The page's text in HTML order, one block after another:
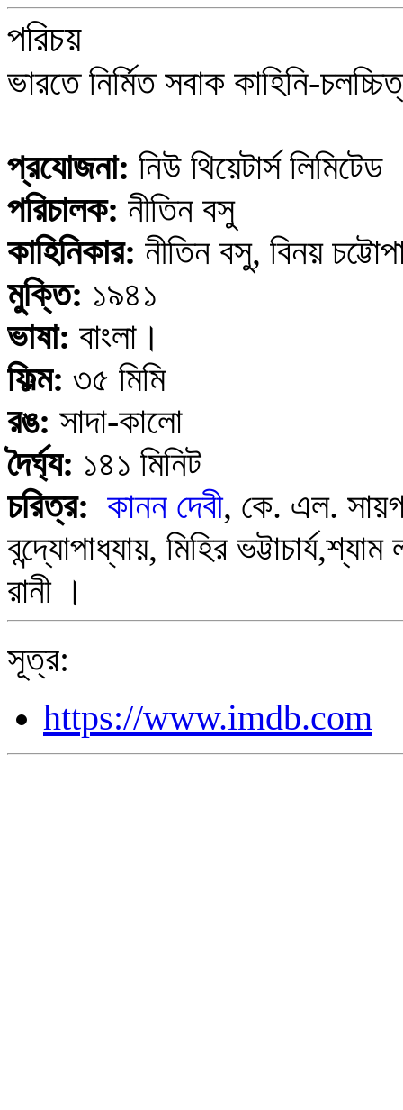
পরিচয়
ভারতে নির্মিত সবাক কাহিনি-
প্রযোজনা: নিউ থিয়েটার্স লিমিটেড
পরিচালক: নীতিন বসু
কাহিনিকার: নীতিন বসু, বিনয়
মুক্তি: ১৯৪১
ভাষা: বাংলা।
ফিল্ম: ৩৫ মিমি
রঙ: সাদা-কালো
দৈর্ঘ্য: ১৪১ মিনিট
চরিত্র: কানন দেবী, কে. এল.
বন্দ্যোপাধ্যায়, মিহির
রানী ।
সূত্র:
https://www.imdb.com